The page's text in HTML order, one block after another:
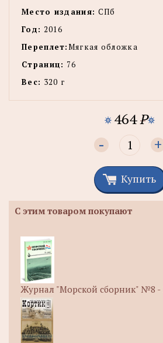
Место издания: СПб
Год: 2016
Переплет:Мягкая обложка
Страниц: 76
Вес: 320 г
464P
- +
Купить
С этим товаром покупают
Журнал "Морской сборник" №8 -